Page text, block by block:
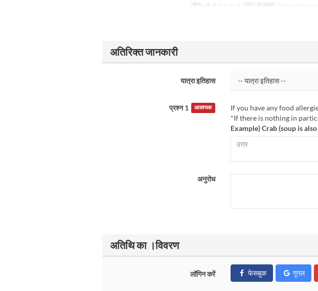
दिन सो, मं, बु, गु, शु, श सीट की श्रेणी Private Counter
अतिरिक्त जानकारी
यात्रा इतिहास
प्रश्न 1 आवश्यक
If you have any food
*If there is nothing in
Example) Crab (soup is
अनुरोध
अतिथि का ।विवरण
लॉगिन करें फेसबुक गूगल